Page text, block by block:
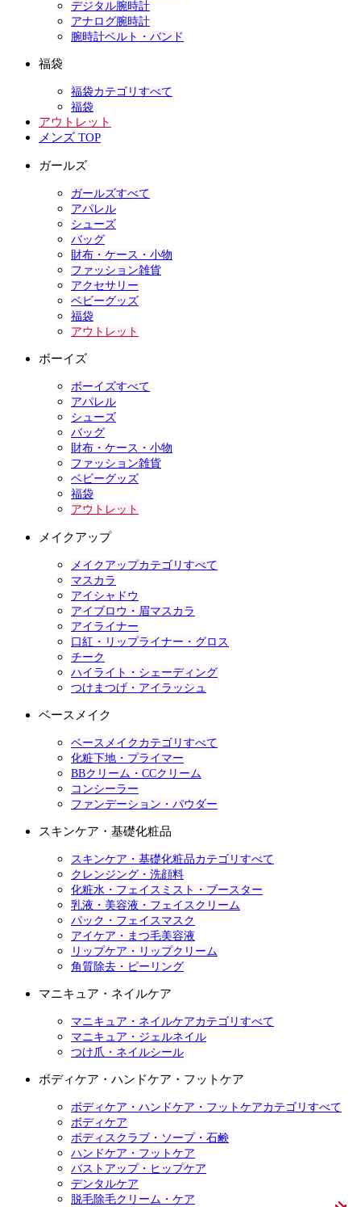
デジタル腕時計
アナログ腕時計
腕時計ベルト・バンド
福袋
福袋カテゴリすべて
福袋
アウトレット
メンズ TOP
ガールズ
ガールズすべて
アパレル
シューズ
バッグ
財布・ケース・小物
ファッション雑貨
アクセサリー
ベビーグッズ
福袋
アウトレット
ボーイズ
ボーイズすべて
アパレル
シューズ
バッグ
財布・ケース・小物
ファッション雑貨
ベビーグッズ
福袋
アウトレット
メイクアップ
メイクアップカテゴリすべて
マスカラ
アイシャドウ
アイブロウ・眉マスカラ
アイライナー
口紅・リップライナー・グロス
チーク
ハイライト・シェーディング
つけまつげ・アイラッシュ
ベースメイク
ベースメイクカテゴリすべて
化粧下地・プライマー
BBクリーム・CCクリーム
コンシーラー
ファンデーション・パウダー
スキンケア・基礎化粧品
スキンケア・基礎化粧品カテゴリすべて
クレンジング・洗顔料
化粧水・フェイスミスト・ブースター
乳液・美容液・フェイスクリーム
パック・フェイスマスク
アイケア・まつ毛美容液
リップケア・リップクリーム
角質除去・ピーリング
マニキュア・ネイルケア
マニキュア・ネイルケアカテゴリすべて
マニキュア・ジェルネイル
つけ爪・ネイルシール
ボディケア・ハンドケア・フットケア
ボディケア・ハンドケア・フットケアカテゴリすべて
ボディケア
ボディスクラブ・ソープ・石鹸
ハンドケア・フットケア
バストアップ・ヒップケア
デンタルケア
脱毛除毛クリーム・ケア